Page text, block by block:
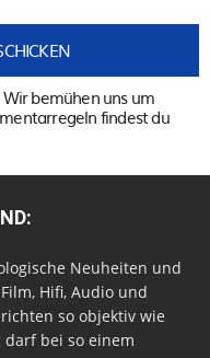
bemühen uns um
findest du
Neuheiten und
Hifi, Audio und
so objektiv wie
bei so einem